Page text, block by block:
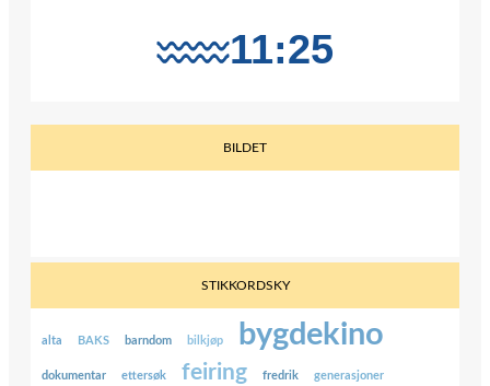
BILDET
STIKKORDSKY
alta BAKS barndom bilkjøp bygdekino
dokumentar ettersøk feiring fredrik generasjoner